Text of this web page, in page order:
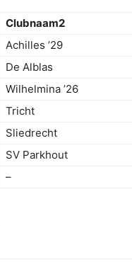
Clubnaam2
Achilles ’29
De Alblas
Wilhelmina ’26
Tricht
Sliedrecht
SV Parkhout
–